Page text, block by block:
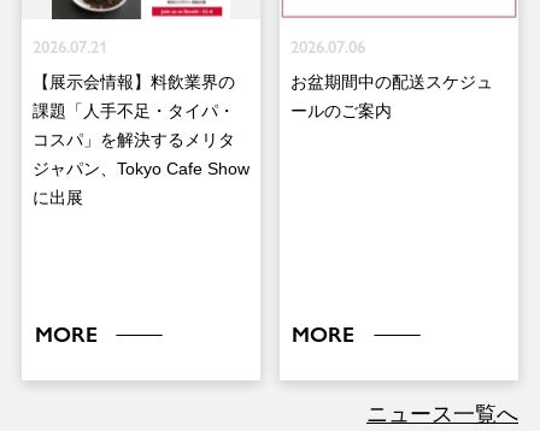
2026.07.21
【展示会情報】料飲業界の
課題「人手不足・タイパ・
コスパ」を解決するメリタ
ジャパン、Tokyo Cafe Show
に出展
MORE
2026.07.06
お盆期間中の配送スケジュ
ールのご案内
MORE
ニュース一覧へ